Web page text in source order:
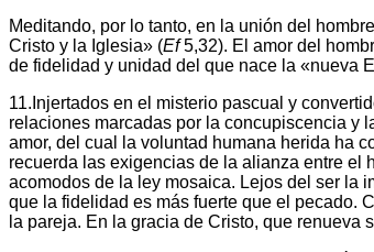
Meditando, por lo tanto, en la unión del
Cristo y la Iglesia» (Ef5,32). El amor del
de fidelidad y unidad del que nace la «nueva
11.Injertados en el misterio pascual y
relaciones marcadas por la concupiscencia y
amor, del cual la voluntad humana herida ha
recuerda las exigencias de la alianza entre el
acomodos de la ley mosaica. Lejos del ser la
que la fidelidad es más fuerte que el pecado.
la pareja. En la gracia de Cristo, que